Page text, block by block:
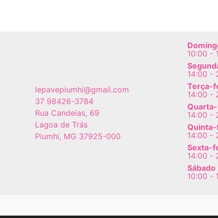
página
lepavepiumhi@gmail.com
37 98426-3784
Rua Candeias, 69
Lagoa de Trás
Piumhi, MG 37925-000
10:00 -
14:00 -
Terça-
14:00 -
14:00 -
14:00 -
Sexta-
14:00 -
Sábado
10:00 -